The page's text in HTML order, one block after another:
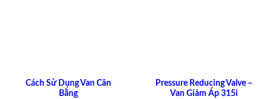
Cách Sử Dụng Van Cân
Bằng
Pressure Reducing Valve –
Van Giảm Áp 315i